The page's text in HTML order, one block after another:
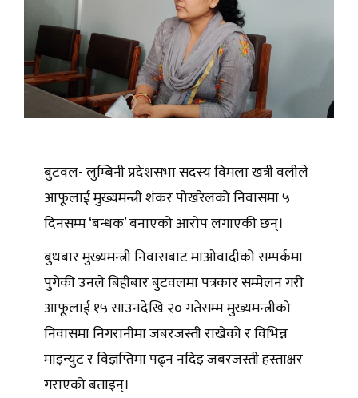
बुटवल- लुम्बिनी प्रदेशसभा सदस्य विमला खत्री वलीले
आफूलाई मुख्यमन्त्री शंकर पोखरेलको निवासमा ५
दिनसम्म ‘बन्धक’ बनाएको आरोप लगाएकी छन्।
बुधबार मुख्यमन्त्री निवासबाट माओवादीको सम्पर्कमा
पुगेकी उनले बिहीबार बुटवलमा पत्रकार सम्मेलन गरी
आफूलाई १५ साउनदेखि २० गतेसम्म मुख्यमन्त्रीको
निवासमा निगरानीमा जबरजस्ती राखेको र विभिन्न
माइन्युट र विज्ञप्तिमा पढ्न नदिइ जबरजस्ती हस्ताक्षर
गराएको बताइन्।